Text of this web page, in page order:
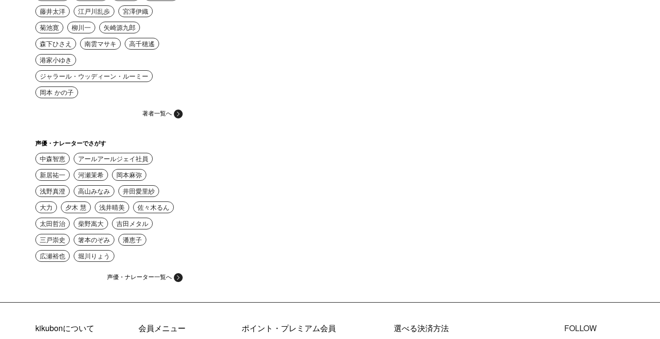
藤井太洋
江戸川乱歩
宮澤伊織
菊池寛
柳川一
矢崎源九郎
森下ひさえ
南雲マサキ
高千穂遙
港家小ゆき
ジャラール・ウッディーン・ルーミー
岡本 かの子
著者一覧へ
声優・ナレーターでさがす
中森智恵
アールアールジェイ社員
新居祐一
河瀬茉希
岡本麻弥
浅野真澄
高山みなみ
井田愛里紗
大力
夕木 慧 浅井晴美
佐々木るん
太田哲治
柴野嵩大
吉田メタル
三戸崇史
箸本のぞみ
潘恵子
広瀬裕也
堀川りょう
声優・ナレーター一覧へ
kikubonについて 会員メニュー ポイント・プレミアム会員 FOLLOW
選べる決済方法